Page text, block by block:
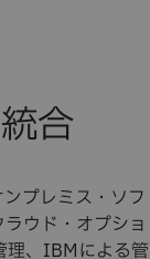
合
プレミス・ソフ
ウド・オプショ
理、IBMによる管